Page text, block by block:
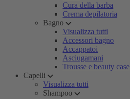
Cura della barba
Crema depilatoria
Bagno
Visualizza tutti
Accessori bagno
Accappatoi
Asciugamani
Trousse e beauty case
Capelli
Visualizza tutti
Shampoo